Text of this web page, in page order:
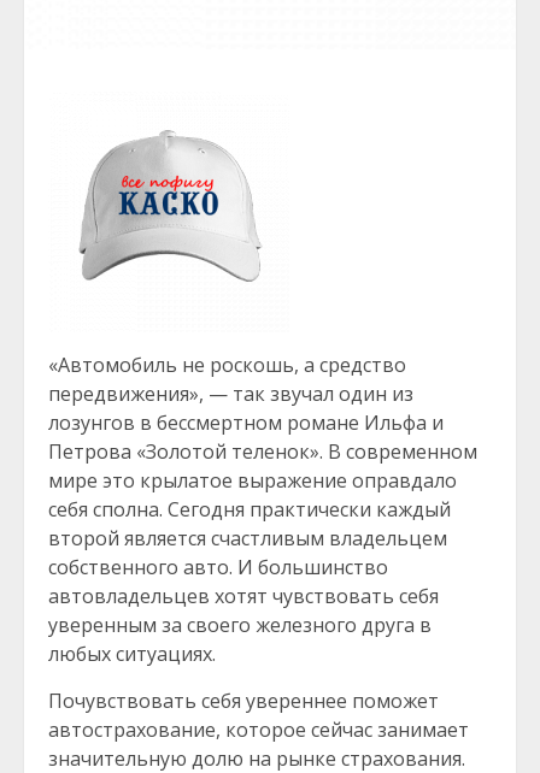
«Автомобиль не роскошь, а средство
передвижения», — так звучал один из
лозунгов в бессмертном романе Ильфа и
Петрова «Золотой теленок». В современном
мире это крылатое выражение оправдало
себя сполна. Сегодня практически каждый
второй является счастливым владельцем
собственного авто. И большинство
автовладельцев хотят чувствовать себя
уверенным за своего железного друга в
любых ситуациях.
Почувствовать себя увереннее поможет
автострахование, которое сейчас занимает
значительную долю на рынке страхования.